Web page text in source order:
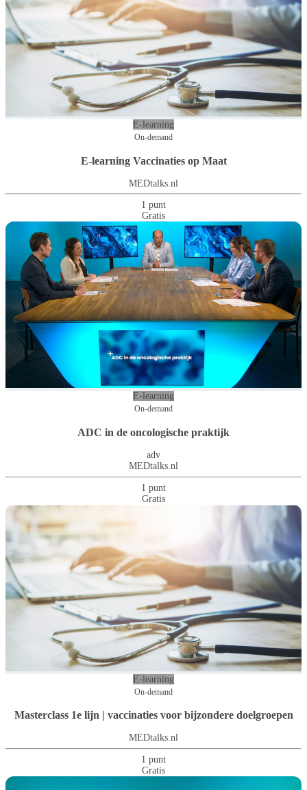
E-learning
On-demand
E-learning Vaccinaties op Maat
MEDtalks.nl
1 punt
Gratis
E-learning
On-demand
ADC in de oncologische praktijk
adv
MEDtalks.nl
1 punt
Gratis
E-learning
On-demand
Masterclass 1e lijn | vaccinaties voor bijzondere doelgroepen
MEDtalks.nl
1 punt
Gratis